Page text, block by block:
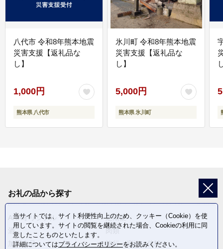
八代市 令和8年熊本地震
災害支援【返礼品な
し】
1,000円
熊本県 八代市
氷川町 令和8年熊本地震
災害支援【返礼品な
し】
5,000円
熊本県 氷川町
お礼の品から探す
ANAオリジナル
定期便
酒
肉類
加工食品
旅行・宿泊・体験
当サイトでは、サイト利便性向上のため、クッキー（Cookie）を使
用しています。サイトの閲覧を継続された場合、Cookieの利用に同
意したことものといたします。
詳細についてはプライバシーポリシーをお読みください。